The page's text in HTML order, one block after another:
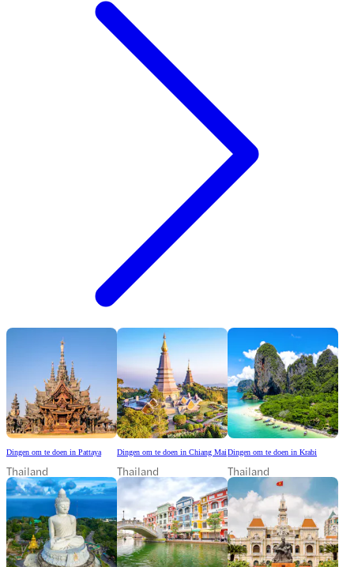
Dingen om te doen in Pattaya
Thailand
Dingen om te doen in Chiang Mai
Thailand
Dingen om te doen in Krabi
Thailand